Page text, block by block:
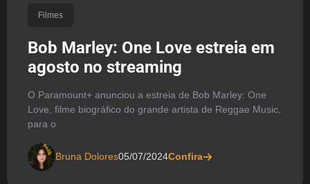
Filmes
Bob Marley: One Love estreia em
agosto no streaming
O Paramount+ anunciou a estreia de Bob Marley: One
Love, filme biográfico do grande artista de Reggae Music,
para o
Bruna Dolores05/07/2024Confira